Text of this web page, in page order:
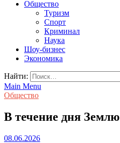
Общество
Туризм
Спорт
Криминал
Наука
Шоу-бизнес
Экономика
Найти:
Main Menu
Общество
В течение дня
08.06.2026